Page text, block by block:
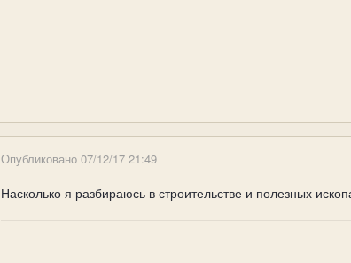
Опубликовано 07/12/17 21:49
Насколько я разбираюсь в строительстве и полезных